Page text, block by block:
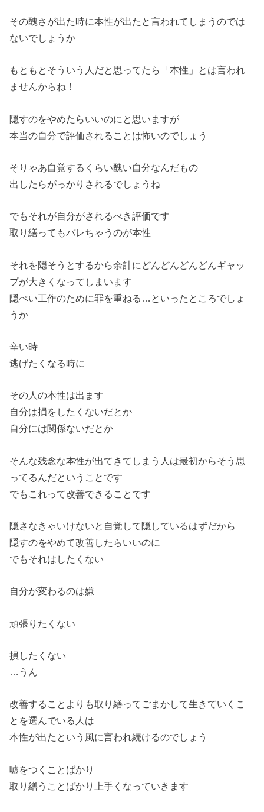
その醜さが出た時に本性が出たと言われてしまうのでは
ないでしょうか
もともとそういう人だと思ってたら「本性」とは言われ
ませんからね！
隠すのをやめたらいいのにと思いますが
本当の自分で評価されることは怖いのでしょう
そりゃあ自覚するくらい醜い自分なんだもの
出したらがっかりされるでしょうね
でもそれが自分がされるべき評価です
取り繕ってもバレちゃうのが本性
それを隠そうとするから余計にどんどんどんどんギャッ
プが大きくなってしまいます
隠ぺい工作のために罪を重ねる…といったところでしょ
うか
辛い時
逃げたくなる時に
その人の本性は出ます
自分は損をしたくないだとか
自分には関係ないだとか
そんな残念な本性が出てきてしまう人は最初からそう思
ってるんだということです
でもこれって改善できることです
隠さなきゃいけないと自覚して隠しているはずだから
隠すのをやめて改善したらいいのに
でもそれはしたくない
自分が変わるのは嫌
頑張りたくない
損したくない
…うん
改善することよりも取り繕ってごまかして生きていくこ
とを選んでいる人は
本性が出たという風に言われ続けるのでしょう
嘘をつくことばかり
取り繕うことばかり上手くなっていきます